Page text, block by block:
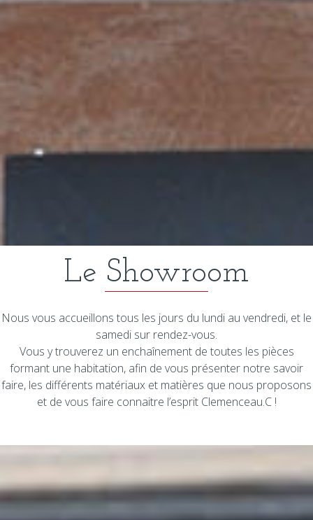
Le Showroom
Nous vous accueillons tous les jours du lundi au vendredi, et le
samedi sur rendez-vous.
Vous y trouverez un enchaînement de toutes les pièces
formant une habitation, afin de vous présenter notre savoir
faire, les différents matériaux et matières que nous proposons
et de vous faire connaitre l’esprit Clemenceau.C !